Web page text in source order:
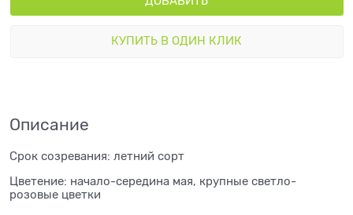
КУПИТЬ В ОДИН КЛИК
Описание
Срок созревания: летний сорт
Цветение: начало-середина мая, крупные светло-
розовые цветки